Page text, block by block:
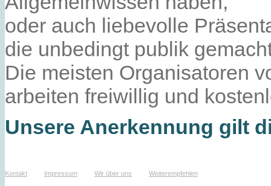
oder auch liebevolle
die unbedingt publik
Die meisten Organisatoren
arbeiten freiwillig und
Unsere Anerkennung gilt
Kontakt Impressum Wir über uns Weiterempfehlen